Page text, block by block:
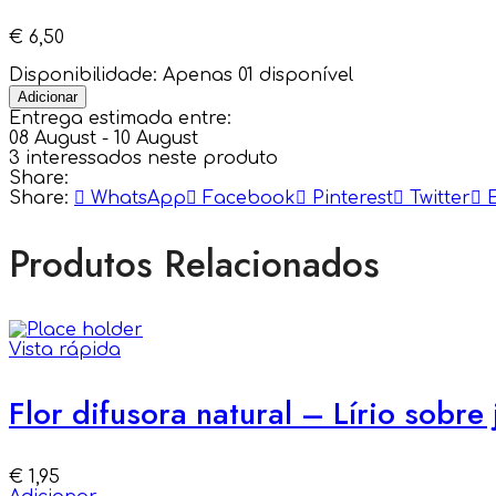
€ 6,50
Disponibilidade: Apenas 01 disponível
Adicionar
Entrega estimada entre:
08 August - 10 August
3 interessados neste produto
Share:
Share:
WhatsApp Facebook Pinterest Twitter
Produtos Relacionados
Vista rápida
Flor difusora natural – Lírio sobre
€ 1,95